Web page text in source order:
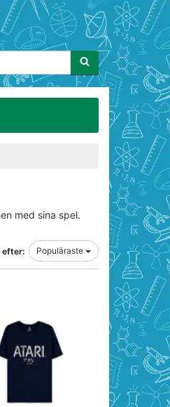
Sökfras:
med sina spel.
efter: Populäraste